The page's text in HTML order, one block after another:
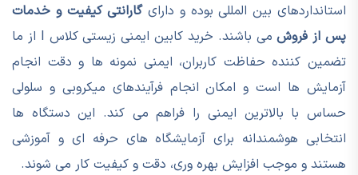
استانداردهای بین المللی بوده و دارایگارانتی کیفیت و خدمات
پس از فروش
می باشند. خرید کابین ایمنی زیستی کلاس I از ما
تضمین کننده حفاظت کاربران، ایمنی نمونه ها و دقت انجام
آزمایش ها است و امکان انجام فرآیندهای میکروبی و سلولی
حساس با بالاترین ایمنی را فراهم می کند. این دستگاه ها
انتخابی هوشمندانه برای آزمایشگاه های حرفه ای و آموزشی
هستند و موجب افزایش بهره وری، دقت و کیفیت کار می شوند.